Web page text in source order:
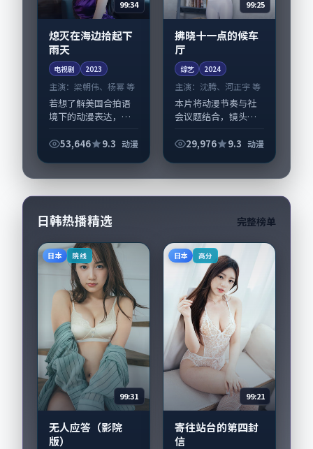
99:34
熄灭在海边拾起下
雨天
电视剧 2023
主演： 梁朝伟、杨幂 等
若想了解美国合拍语
境下的动漫表达，
雨天》值得关注：剧
伟、杨幂与配角群戏
并重。影片2023年...
53,646 9.3 动漫
99:25
拂晓十一点的候车
厅
综艺 2024
主演： 沈腾、河正宇 等
本片将动漫节奏与社
会议题结合，镜头语
《拂晓十一点的候车
线；取景与声音设计
凸显法国城市质感，
29,976 9.3 动漫
日韩热播精选 完整榜单
日本 院线
99:31
无人应答（影院
版）
日本 高分
99:21
寄往站台的第四封
信